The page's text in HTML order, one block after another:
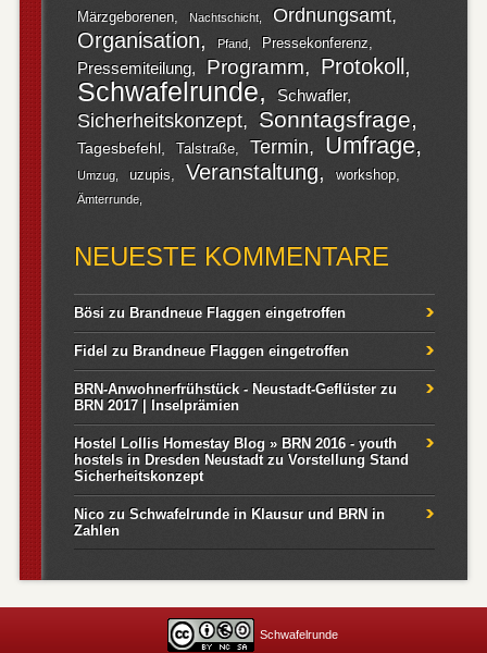
Märzgeborenen
Nachtschicht Ordnungsamt
Organisation Pfand Pressekonferenz
Pressemiteilung Programm Protokoll
Schwafelrunde Schwafler
Sicherheitskonzept Sonntagsfrage
Tagesbefehl Talstraße Termin Umfrage
Umzug uzupis Veranstaltung workshop
Ämterrunde
NEUESTE KOMMENTARE
Bösi zu Brandneue Flaggen eingetroffen
Fidel zu Brandneue Flaggen eingetroffen
BRN-Anwohnerfrühstück - Neustadt-Geflüsterzu
BRN 2017 | Inselprämien
Hostel Lollis Homestay Blog » BRN 2016 - youth
hostels in Dresden NeustadtzuVorstellung Stand
Sicherheitskonzept
Nicozu Schwafelrunde in Klausur und BRN in
Zahlen
Schwafelrunde